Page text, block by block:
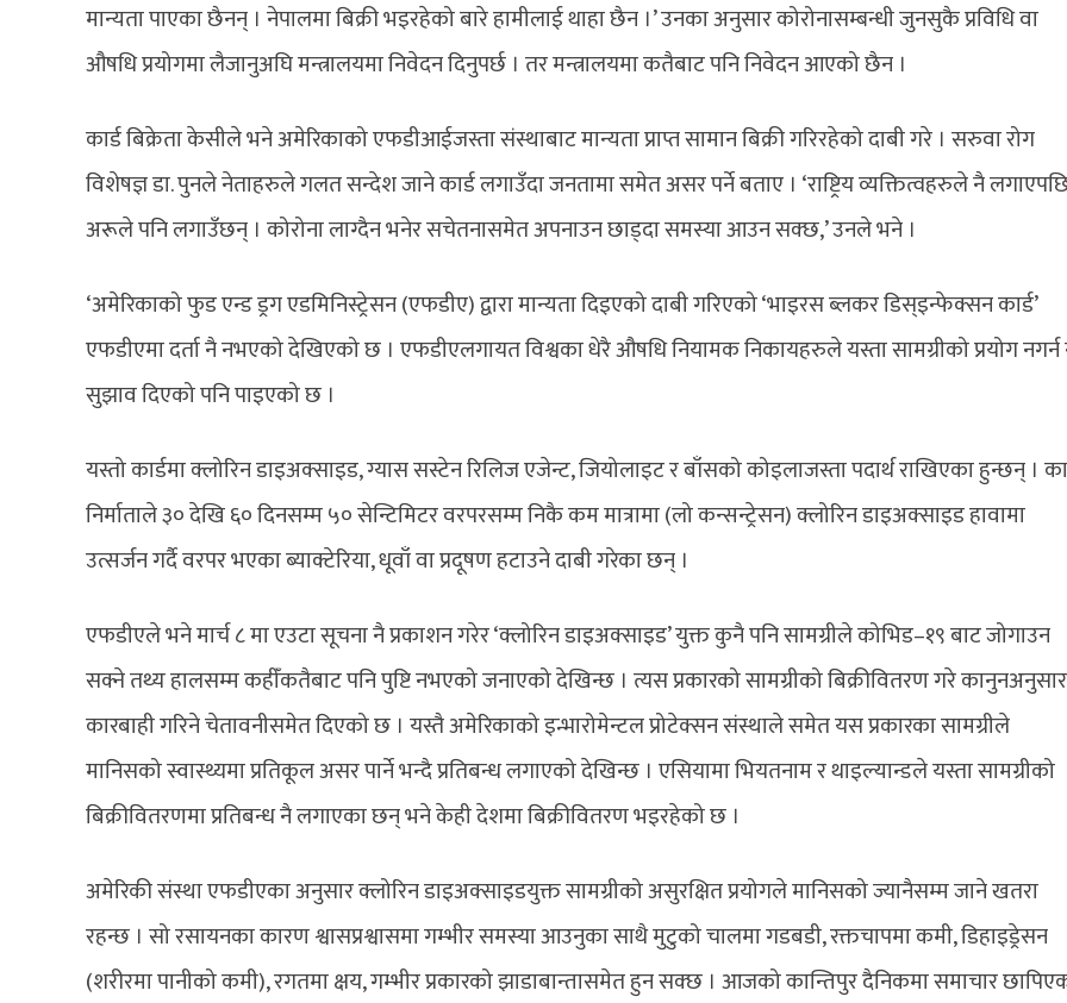
मान्यता पाएका छैनन् । नेपालमा बिक्री भइरहेको बारे हामीलाई थाहा छैन ।’ उनका अनुसार कोरोनासम्बन्धी जुनसुकै प्रविधि वा
औषधि प्रयोगमा लैजानुअघि मन्त्रालयमा निवेदन दिनुपर्छ । तर मन्त्रालयमा कतैबाट पनि निवेदन आएको छैन ।
कार्ड बिक्रेता केसीले भने अमेरिकाको एफडीआईजस्ता संस्थाबाट मान्यता प्राप्त सामान बिक्री गरिरहेको दाबी गरे । सरुवा रोग
विशेषज्ञ डा. पुनले नेताहरुले गलत सन्देश जाने कार्ड लगाउँदा जनतामा समेत असर पर्ने बताए । ‘राष्ट्रिय व्यक्तित्वहरुले नै
अरूले पनि लगाउँछन् । कोरोना लाग्दैन भनेर सचेतनासमेत अपनाउन छाड्दा समस्या आउन सक्छ,’ उनले भने ।
‘अमेरिकाको फुड एन्ड ड्रग एडमिनिस्ट्रेसन (एफडीए) द्वारा मान्यता दिइएको दाबी गरिएको ‘भाइरस ब्लकर डिस्इन्फेक्सन कार्ड’
एफडीएमा दर्ता नै नभएको देखिएको छ । एफडीएलगायत विश्वका धेरै औषधि नियामक निकायहरुले यस्ता सामग्रीको प्रयोग नगर्न
सुझाव दिएको पनि पाइएको छ ।
यस्तो कार्डमा क्लोरिन डाइअक्साइड, ग्यास सस्टेन रिलिज एजेन्ट, जियोलाइट र बाँसको कोइलाजस्ता पदार्थ राखिएका हुन्छन् ।
निर्माताले ३० देखि ६० दिनसम्म ५० सेन्टिमिटर वरपरसम्म निकै कम मात्रामा (लो कन्सन्ट्रेसन) क्लोरिन डाइअक्साइड हावामा
उत्सर्जन गर्दै वरपर भएका ब्याक्टेरिया, धूवाँ वा प्रदूषण हटाउने दाबी गरेका छन् ।
एफडीएले भने मार्च ८ मा एउटा सूचना नै प्रकाशन गरेर ‘क्लोरिन डाइअक्साइड’ युक्त कुनै पनि सामग्रीले कोभिड–१९ बाट जोगाउन
सक्ने तथ्य हालसम्म कहीँकतैबाट पनि पुष्टि नभएको जनाएको देखिन्छ । त्यस प्रकारको सामग्रीको बिक्रीवितरण गरे कानुनअनुसार
कारबाही गरिने चेतावनीसमेत दिएको छ । यस्तै अमेरिकाको इन्भारोमेन्टल प्रोटेक्सन संस्थाले समेत यस प्रकारका सामग्रीले
मानिसको स्वास्थ्यमा प्रतिकूल असर पार्ने भन्दै प्रतिबन्ध लगाएको देखिन्छ । एसियामा भियतनाम र थाइल्यान्डले यस्ता सामग्रीको
बिक्रीवितरणमा प्रतिबन्ध नै लगाएका छन् भने केही देशमा बिक्रीवितरण भइरहेको छ ।
अमेरिकी संस्था एफडीएका अनुसार क्लोरिन डाइअक्साइडयुक्त सामग्रीको असुरक्षित प्रयोगले मानिसको ज्यानैसम्म जाने खतरा
रहन्छ । सो रसायनका कारण श्वासप्रश्वासमा गम्भीर समस्या आउनुका साथै मुटुको चालमा गडबडी, रक्तचापमा कमी, डिहाइड्रेसन
(शरीरमा पानीको कमी), रगतमा क्षय, गम्भीर प्रकारको झाडाबान्तासमेत हुन सक्छ । आजको कान्तिपुर दैनिकमा समाचार